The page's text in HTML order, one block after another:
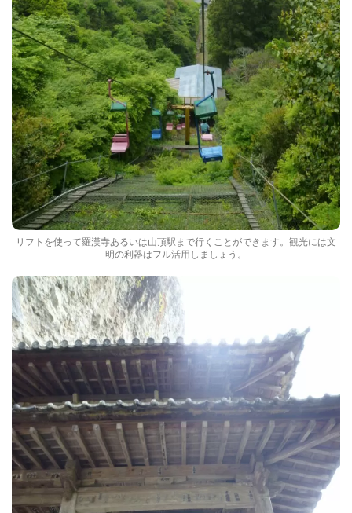
リフトを使って羅漢寺あるいは山頂駅まで行くことができます。観光には文
明の利器はフル活用しましょう。